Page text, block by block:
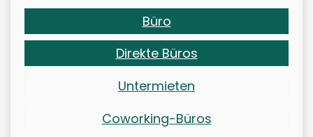
Büro
Direkte Büros
Untermieten
Coworking-Büros